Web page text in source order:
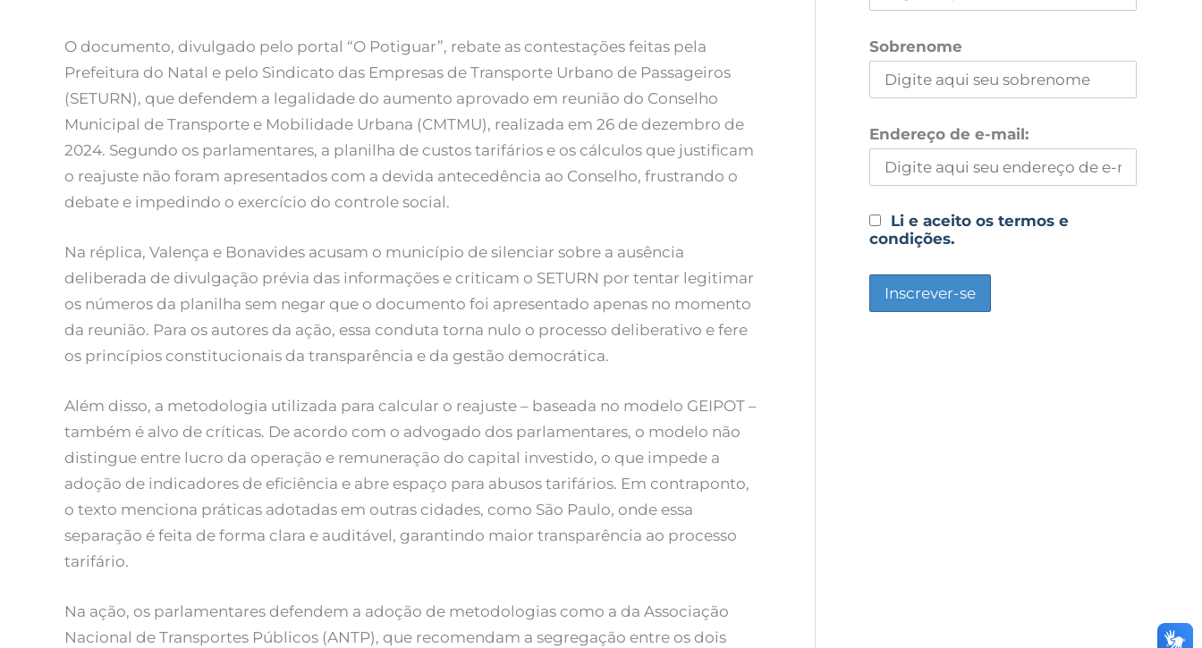
O documento, divulgado pelo portal “O Potiguar”, rebate as contestações feitas pela
Prefeitura do Natal e pelo Sindicato das Empresas de Transporte Urbano de Passageiros
(SETURN), que defendem a legalidade do aumento aprovado em reunião do Conselho
Municipal de Transporte e Mobilidade Urbana (CMTMU), realizada em 26 de dezembro de
2024. Segundo os parlamentares, a planilha de custos tarifários e os cálculos que justificam
o reajuste não foram apresentados com a devida antecedência ao Conselho, frustrando o
debate e impedindo o exercício do controle social.
Na réplica, Valença e Bonavides acusam o município de silenciar sobre a ausência
deliberada de divulgação prévia das informações e criticam o SETURN por tentar legitimar
os números da planilha sem negar que o documento foi apresentado apenas no momento
da reunião. Para os autores da ação, essa conduta torna nulo o processo deliberativo e fere
os princípios constitucionais da transparência e da gestão democrática.
Além disso, a metodologia utilizada para calcular o reajuste – baseada no modelo GEIPOT –
também é alvo de críticas. De acordo com o advogado dos parlamentares, o modelo não
distingue entre lucro da operação e remuneração do capital investido, o que impede a
adoção de indicadores de eficiência e abre espaço para abusos tarifários. Em contraponto,
o texto menciona práticas adotadas em outras cidades, como São Paulo, onde essa
separação é feita de forma clara e auditável, garantindo maior transparência ao processo
tarifário.
Na ação, os parlamentares defendem a adoção de metodologias como a da Associação
Nacional de Transportes Públicos (ANTP), que recomendam a segregação entre os dois
Sobrenome
Endereço de e-mail:
Li e aceito os termos e
condições.